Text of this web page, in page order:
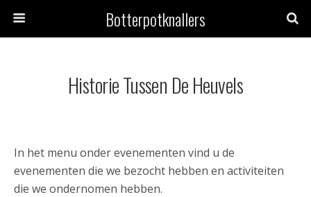
Botterpotknallers
Historie Tussen De Heuvels
In het menu onder evenementen vind u de
evenementen die we bezocht hebben en activiteiten
die we ondernomen hebben.